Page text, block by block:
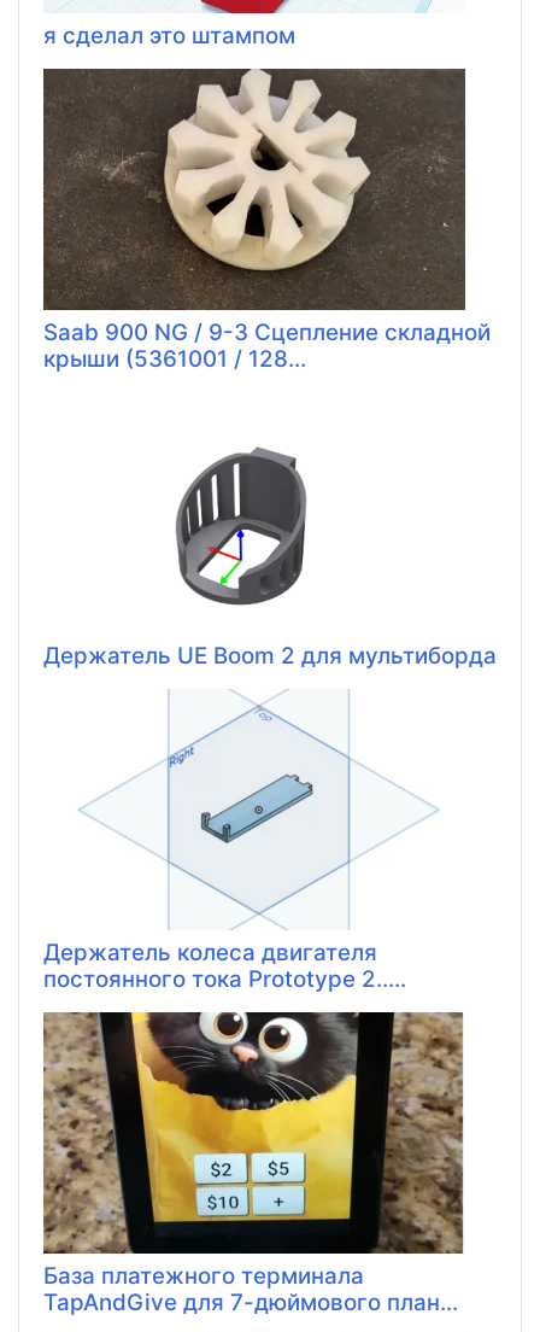
я сделал это штампом
Saab 900 NG / 9-3 Сцепление складной
крыши (5361001 / 128...
Держатель UE Boom 2 для мультиборда
Держатель колеса двигателя
постоянного тока Prototype 2.....
База платежного терминала
TapAndGive для 7-дюймового план...